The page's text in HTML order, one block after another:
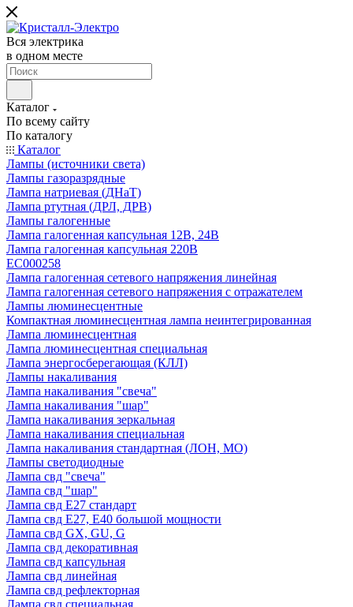
Вся электрика
в одном месте
Каталог
По всему сайту
По каталогу
Каталог
Лампы (источники света)
Лампы газоразрядные
Лампа натриевая (ДНаТ)
Лампа ртутная (ДРЛ, ДРВ)
Лампы галогенные
Лампа галогенная капсульная 12В, 24В
Лампа галогенная капсульная 220В
EC000258
Лампа галогенная сетевого напряжения линейная
Лампа галогенная сетевого напряжения с отражателем
Лампы люминесцентные
Компактная люминесцентная лампа неинтегрированная
Лампа люминесцентная
Лампа люминесцентная специальная
Лампа энергосберегающая (КЛЛ)
Лампы накаливания
Лампа накаливания "свеча"
Лампа накаливания "шар"
Лампа накаливания зеркальная
Лампа накаливания специальная
Лампа накаливания стандартная (ЛОН, МО)
Лампы светодиодные
Лампа свд "свеча"
Лампа свд "шар"
Лампа свд E27 стандарт
Лампа свд E27, Е40 большой мощности
Лампа свд GX, GU, G
Лампа свд декоративная
Лампа свд капсульная
Лампа свд линейная
Лампа свд рефлекторная
Лампа свд специальная